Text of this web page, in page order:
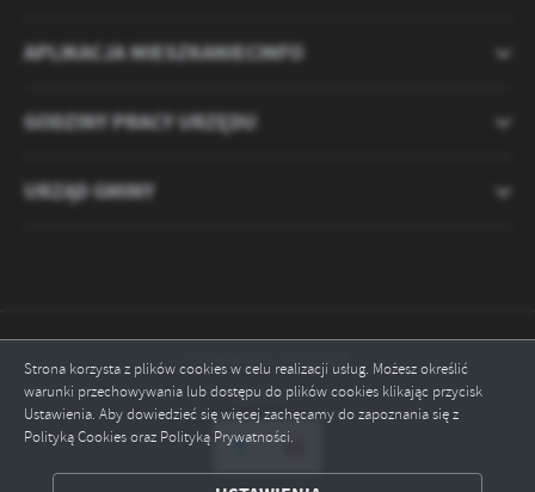
Strona korzysta z plików cookies w celu realizacji usług. Możesz określić
warunki przechowywania lub dostępu do plików cookies klikając przycisk
Ustawienia. Aby dowiedzieć się więcej zachęcamy do zapoznania się z
Polityką Cookies oraz Polityką Prywatności.
ZAPISZ WYBRANE
APLIKACJA MIESZKANIECINFO
GODZINY PRACY URZĘDU
URZĄD GMINY
Odwiedzin: 2121345
Online: 2